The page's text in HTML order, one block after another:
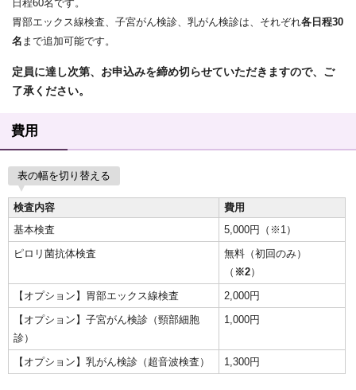
日程60名です。
胃部エックス線検査、子宮がん検診、乳がん検診は、それぞれ各日程30
名 まで追加可能です。
定員に達し次第、お申込みを締め切らせていただきますので、ご
了承ください。
費用
表の幅を切り替える
検査内容
費用
基本検査
5,000円（※1）
ピロリ菌抗体検査
無料（初回のみ）
（ ※2）
【オプション】胃部エックス線検査
2,000円
【オプション】子宮がん検診（頸部細胞
診）
1,000円
【オプション】乳がん検診（超音波検査） 1,300円